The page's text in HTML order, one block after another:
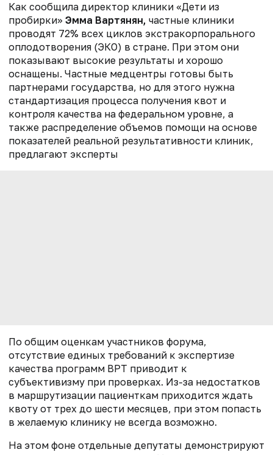
Как сообщила директор клиники «Дети из
пробирки» Эмма Вартянян, частные клиники
проводят 72% всех циклов экстракорпорального
оплодотворения (ЭКО) в стране. При этом они
показывают высокие результаты и хорошо
оснащены. Частные медцентры готовы быть
партнерами государства, но для этого нужна
стандартизация процесса получения квот и
контроля качества на федеральном уровне, а
также распределение объемов помощи на основе
показателей реальной результативности клиник,
предлагают эксперты
По общим оценкам участников форума,
отсутствие единых требований к экспертизе
качества программ ВРТ приводит к
субъективизму при проверках. Из-за недостатков
в маршрутизации пациенткам приходится ждать
квоту от трех до шести месяцев, при этом попасть
в желаемую клинику не всегда возможно.
На этом фоне отдельные депутаты демонстрируют